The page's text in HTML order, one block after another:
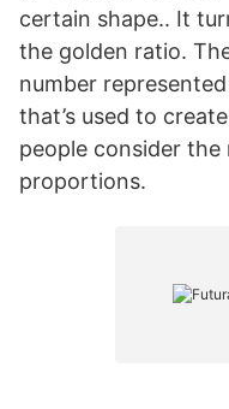
certain shape.. It
the golden ratio.
number
that’s used to
people consider the
proportions.